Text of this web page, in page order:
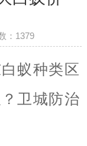
： 1379
蚁种类区
卫城防治